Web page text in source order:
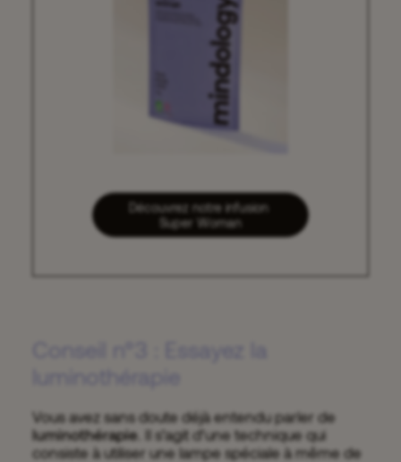
Découvrez notre infusion
Super Woman
Vous avez sans doute déjà entendu parler de
luminothérapie . Il s’agit d’une technique qui
consiste à utiliser une lampe spéciale à même de